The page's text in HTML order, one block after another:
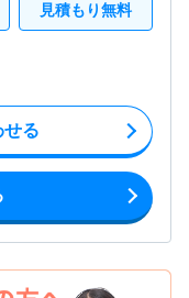
見積もり無料
せる